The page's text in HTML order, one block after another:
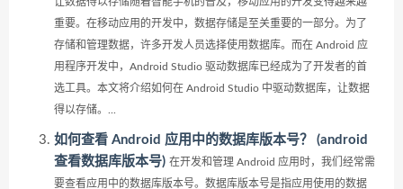
重要。在移动应用的开发中，数据存储是至关重要的一部分。为了
存储和管理数据，许多开发人员选择使用数据库。而在 Android 应
用程序开发中，Android Studio 驱动数据库已经成为了开发者的首
选工具。本文将介绍如何在 Android Studio 中驱动数据库，让数据
得以存储。...
如何查看 Android 应用中的数据库版本号？ (android
查看数据库版本号) 在开发和管理 Android 应用时，我们经常需
要查看应用中的数据库版本号。数据库版本号是指应用使用的数据